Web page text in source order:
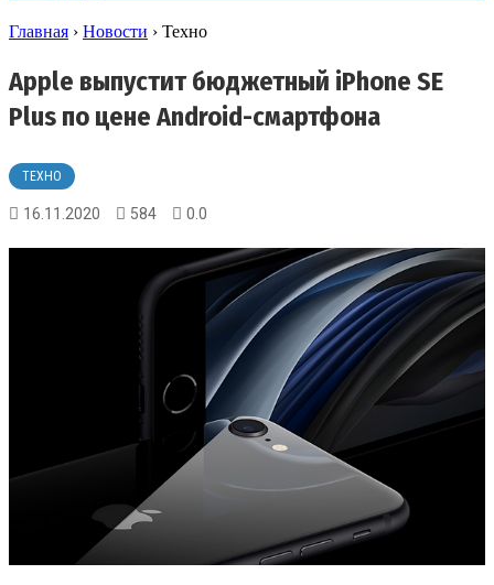
Главная › Новости › Техно
Apple выпустит бюджетный iPhone SE
Plus по цене Android-смартфона
ТЕХНО
16.11.2020 584 0.0